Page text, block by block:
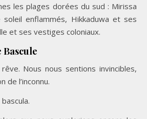
les plages dorées du sud : Mirissa
enflammés, Hikkaduwa et ses
et ses vestiges coloniaux.
Bascule
Nous nous sentions invincibles,
de l’inconnu.